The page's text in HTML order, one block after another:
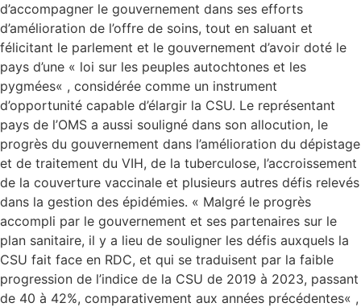
d’accompagner le gouvernement dans ses efforts
d’amélioration de l’offre de soins, tout en saluant et
félicitant le parlement et le gouvernement d’avoir doté le
pays d’une « loi sur les peuples autochtones et les
pygmées« , considérée comme un instrument
d’opportunité capable d’élargir la CSU. Le représentant
pays de l’OMS a aussi souligné dans son allocution, le
progrès du gouvernement dans l’amélioration du dépistage
et de traitement du VIH, de la tuberculose, l’accroissement
de la couverture vaccinale et plusieurs autres défis relevés
dans la gestion des épidémies. « Malgré le progrès
accompli par le gouvernement et ses partenaires sur le
plan sanitaire, il y a lieu de souligner les défis auxquels la
CSU fait face en RDC, et qui se traduisent par la faible
progression de l’indice de la CSU de 2019 à 2023, passant
de 40 à 42%, comparativement aux années précédentes« ,